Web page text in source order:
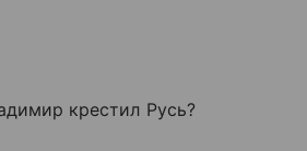
крестил Русь?